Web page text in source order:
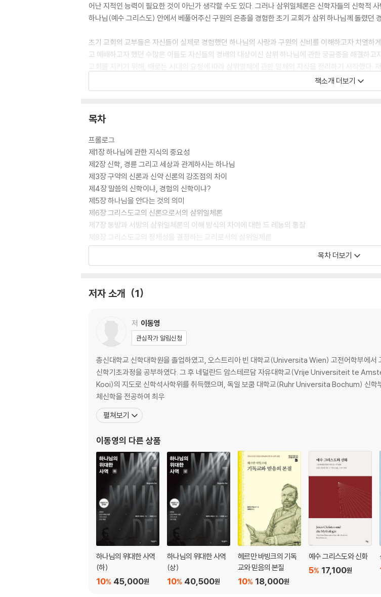
어난 지적인 능력이 필요한 것이 아닌가 생각할 수도 있다. 그러나 삼위일체론은 신학자들의 신학적
하나님(예수 그리스도) 안에서 베풀어주신 구원의 은총을 경험한 초기 교회가 삼위 하나님께 돌렸던
초기 교회의 교부들은 자신들이 실제로 경험했던 하나님의 사랑과 구원의 신비를 이해하고자 치열
고 예배하고자 했던 수많은 이들도 자신들의 경배의 대상이신 삼위 하나님에 관한 궁금증을 해결하
교회를 지키기 위해, 때로는 시대의 요청에 따라 삼위일체에 관한 일체의 지식을 정리하기 시작했다.
사적으로 명쾌하게 해명하고 있으며, 이 교리의 내용과 그 실천적 함의, 그리고 이 교리를 둘러싼 오늘
적 지식이 아니라 우리 구원의 하나님이신 “삼위 하나님의 존전에서” 마음과 목숨과 힘과 뜻을 다하
책소개 더보기
목차
프롤로그
제1장 하나님에 관한 지식의 중요성
제2장 신학, 경륜 그리고 세상과 관계하시는 하나님
제3장 구약의 신론과 신약 신론의 강조점의 차이
제4장 말씀의 신학이냐, 경험의 신학이냐?
제5장 하나님을 안다는 것의 의미
제6장 그리스도교의 신론으로서의 삼위일체론
제7장 동방과 서방의 삼위일체론의 이해 방식의 차이에 대한 드 레뇽의 통찰
제8장 그리스도교의 정체성을 결정하는 교리로서의 삼위일체론
제9장 삼위일체 신학의 르네상스와 한국교회의 무관심
제13장 삼위일체의 내(재)적 구성의 원리에 관한 교리
제15장 나는 사변하느니 차라리 경배하리라!
제16장 경륜적 삼위일체와 내재적 삼위일체 개념과 그 신학사적 배경
제17장 경륜적 삼위일체와 내재적 삼위일체의 관계
제18장 하나님의 삼위일체성은 우리의 참다운 사회적 프로그램인가?
에필로그 삼위일체의 신비와 그 사랑의 실천에 관하여
목차 더보기
저자 소개 1
저 이동영
관심작가 알림신청
총신대학교 신학대학원을 졸업하였고, 오스트리아 빈 대학교(Universita Wien) 고전어학부에서
신학기초과정을 공부하였다. 그 후 네덜란드 암스테르담 자유대학교(Vrije Universiteit te
Kooi)의 지도로 신학석사학위를 취득했으며, 독일 보쿰 대학교(Ruhr Universita Bochum) 신
체신학을 전공하여 최우
펼쳐보기
이동영의 다른 상품
하나님의 위대한 사역
(하)
45,000원
10%
하나님의 위대한 사역
(상)
40,500원
10%
헤르만 바빙크의 기독
교와 믿음의 본질
18,000원
10%
예수 그리스도와 신화
17,100원
5%